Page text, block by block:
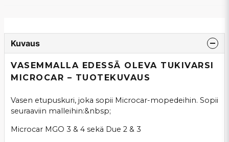
Kuvaus
VASEMMALLA EDESSÄ OLEVA TUKIVARSI
MICROCAR – TUOTEKUVAUS
Vasen etupuskuri, joka sopii Microcar-mopedeihin. Sopii
seuraaviin malleihin:&nbsp;
Microcar MGO 3 & 4 sekä Due 2 & 3